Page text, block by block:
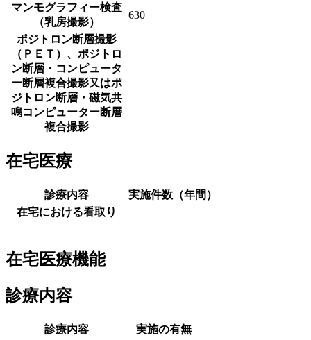
マンモグラフィー検査
（乳房撮影）
630
ポジトロン断層撮影
（ＰＥＴ）、ポジトロ
ン断層・コンピュータ
ー断層複合撮影又はポ
ジトロン断層・磁気共
鳴コンピューター断層
複合撮影
在宅医療
診療内容
実施件数（年間）
在宅における看取り
在宅医療機能
診療内容
診療内容
実施の有無